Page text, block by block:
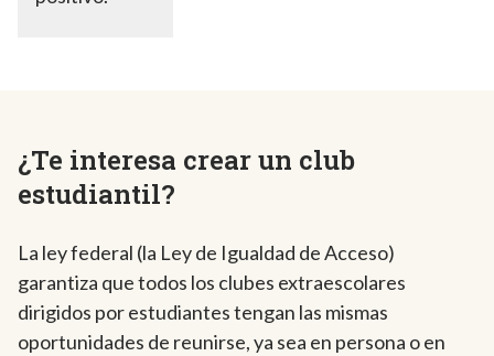
¿Te interesa crear un club
estudiantil?
La ley federal (la Ley de Igualdad de Acceso)
garantiza que todos los clubes extraescolares
dirigidos por estudiantes tengan las mismas
oportunidades de reunirse, ya sea en persona o en